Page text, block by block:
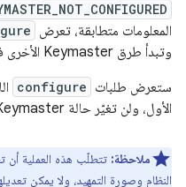
المعلومات متطابقة، تعرض
وتبدأ طرق Keymaster الأخرى في العمل بشكل طبيعي.
ستعرض طلبات configure
الأول، ولن تغيّر حالة Keymaster.
ملاحظة:
النظام وصورة التمهيد، ولا يمكن